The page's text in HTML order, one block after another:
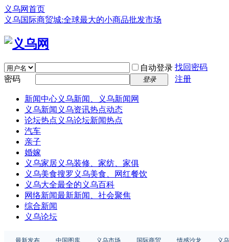
义乌网首页
义乌国际商贸城:全球最大的小商品批发市场
自动登录 找回密码
密码
登录 注册
新闻中心义乌新闻、义乌新闻网
义乌新闻 义乌资讯热点动态
论坛热点 义乌论坛新闻热点
汽车
亲子
婚嫁
义乌家居义乌装修、家纺、家俱
义乌美食搜罗义乌美食、网红餐饮
义乌大全最全的义乌百科
网络新闻最新新闻、社会聚焦
综合新闻
义乌论坛
最新发布 中国图库 义乌市场 国际商贸 情感沙龙
义